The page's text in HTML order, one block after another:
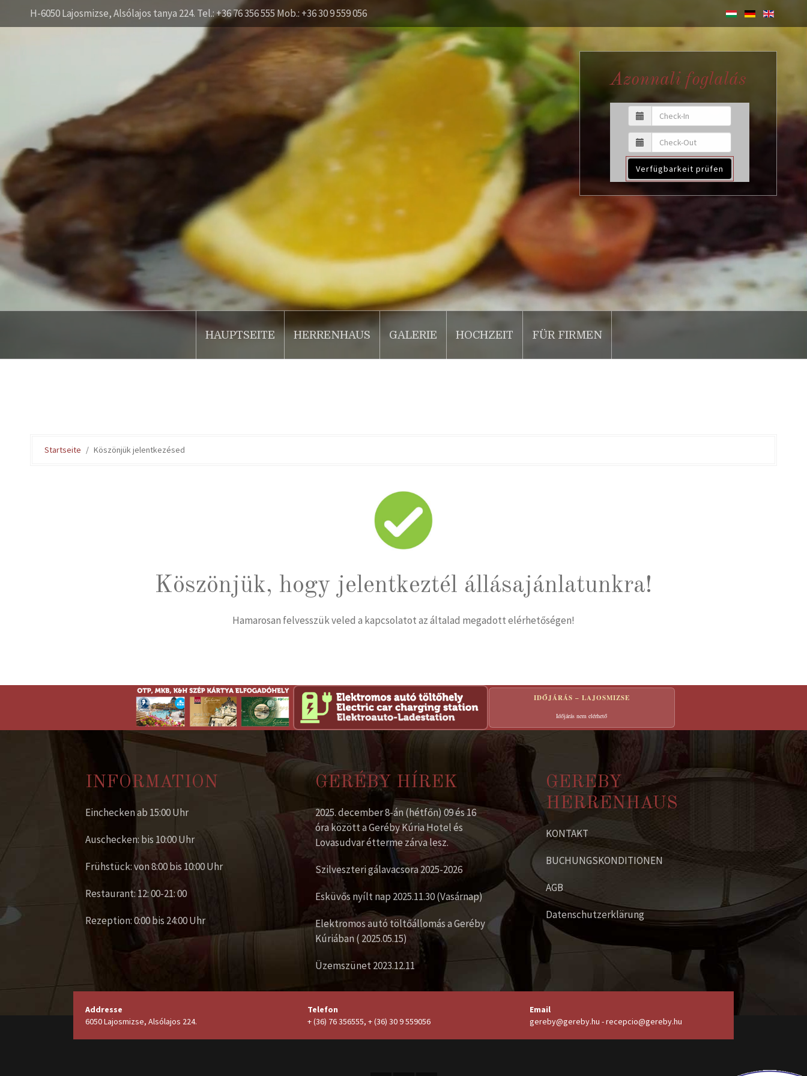
H-6050 Lajosmizse, Alsólajos tanya 224. Tel.: +36 76 356 555 Mob.: +36 30 9 559 056
Azonnali foglalás
Verfügbarkeit prüfen
HAUPTSEITE HERRENHAUS GALERIE HOCHZEIT FÜR FIRMEN
Startseite Köszönjük jelentkezésed
Köszönjük, hogy jelentkeztél állásajánlatunkra!
Hamarosan felvesszük veled a kapcsolatot az általad megadott elérhetőségen!
IDŐJÁRÁS – LAJOSMIZSE
Időjárás nem elérhető
INFORMATION
Einchecken ab 15:00 Uhr
Auschecken: bis 10:00 Uhr
Frühstück: von 8:00 bis 10:00 Uhr
Restaurant: 12: 00-21: 00
Rezeption: 0:00 bis 24:00 Uhr
GERÉBY HÍREK
2025. december 8-án (hétfőn) 09 és 16
óra között a Geréby Kúria Hotel és
Lovasudvar étterme zárva lesz.
Szilveszteri gálavacsora 2025-2026
Esküvős nyílt nap 2025.11.30 (Vasárnap)
Elektromos autó töltőállomás a Geréby
Kúriában ( 2025.05.15)
Üzemszünet 2023.12.11
GEREBY
HERRENHAUS
KONTAKT
BUCHUNGSKONDITIONEN
AGB
Datenschutzerklärung
Addresse
6050 Lajosmizse, Alsólajos 224.
Telefon
+ (36) 76 356555, + (36) 30 9 559056
Email
gereby@gereby.hu - recepcio@gereby.hu